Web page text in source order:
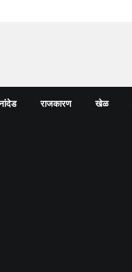
राजकारण खेळ